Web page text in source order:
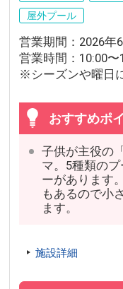
屋外プール
営業期間：2026年
営業時間：10:00〜
※シーズンや曜日
おすすめポ
子供が主役の
マ。5種類の
ーがあります
もあるので小
ます。
施設詳細